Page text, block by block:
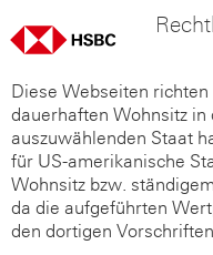
Diese Webseiten
dauerhaften Wohnsitz
auszuwählenden Staat
für US-amerikanische
Wohnsitz bzw.
da die aufgeführten
den dortigen